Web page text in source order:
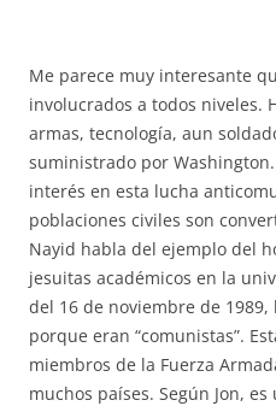
Me parece muy interesante
involucrados a todos niveles.
armas, tecnología, aun
suministrado por
interés en esta lucha
poblaciones civiles son
Nayid habla del ejemplo del
jesuitas académicos en la
del 16 de noviembre de
porque eran “comunistas”.
miembros de la Fuerza
muchos países. Según Jon,